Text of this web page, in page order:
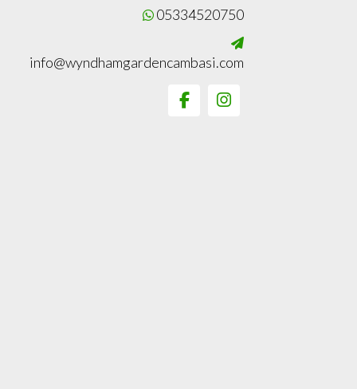
05334520750
info@wyndhamgardencambasi.com